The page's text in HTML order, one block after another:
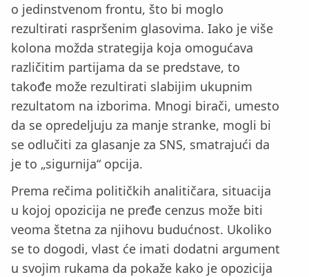
o jedinstvenom frontu, što bi moglo
rezultirati raspršenim glasovima. Iako je više
kolona možda strategija koja omogućava
različitim partijama da se predstave, to
takođe može rezultirati slabijim ukupnim
rezultatom na izborima. Mnogi birači, umesto
da se opredeljuju za manje stranke, mogli bi
se odlučiti za glasanje za SNS, smatrajući da
je to „sigurnija“ opcija.
Prema rečima političkih analitičara, situacija
u kojoj opozicija ne pređe cenzus može biti
veoma štetna za njihovu budućnost. Ukoliko
se to dogodi, vlast će imati dodatni argument
u svojim rukama da pokaže kako je opozicija